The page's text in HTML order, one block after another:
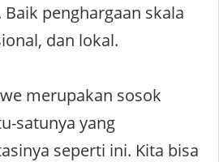
penghargaan skala
dan lokal.
merupakan sosok
satunya yang
seperti ini. Kita bisa